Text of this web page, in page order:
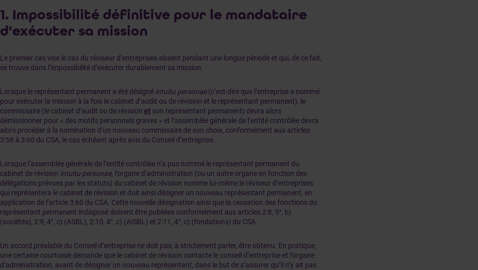
1. Impossibilité définitive pour le mandataire
d'exécuter sa mission
Le premier cas vise le cas du réviseur d’entreprises absent pendant une longue période et qui, de ce fait,
se trouve dans l’impossibilité d’exécuter durablement sa mission.
Lorsque le représentant permanent a été désigné intuitu personae(c’est-dire que l’entreprise a nommé
pour exécuter la mission à la fois le cabinet d’audit ou de révision et le représentant permanent), le
commissaire (le cabinet d’audit ou de révision et son représentant permanent) devra alors
démissionner pour « des motifs personnels graves » et l’assemblée générale de l’entité contrôlée devra
alors procéder à la nomination d’un nouveau commissaire de son choix, conformément aux articles
3:58 à 3:60 du CSA, le cas échéant après avis du Conseil d’entreprise.
Lorsque l’assemblée générale de l’entité contrôlée n’a pas nommé le représentant permanent du
cabinet de révision intuitu personae, l’organe d’administration (ou un autre organe en fonction des
délégations prévues par les statuts) du cabinet de révision nomme lui-même le réviseur d’entreprises
qui représentera le cabinet de révision et doit ainsi désigner un nouveau représentant permanent, en
application de l’article 3:60 du CSA. Cette nouvelle désignation ainsi que la cessation des fonctions du
représentant permanent indisposé doivent être publiées conformément aux articles 2:8, 5°, b)
(sociétés), 2:9, 4°, c) (ASBL), 2:10, 4°, c) (AISBL) et 2:11, 4°, c) (fondations) du CSA.
Un accord préalable du Conseil d’entreprise ne doit pas, à strictement parler, être obtenu. En pratique,
une certaine courtoisie demande que le cabinet de révision contacte le conseil d’entreprise et l’organe
d’administration, avant de désigner un nouveau représentant, dans le but de s’assurer qu’il n’y ait pas